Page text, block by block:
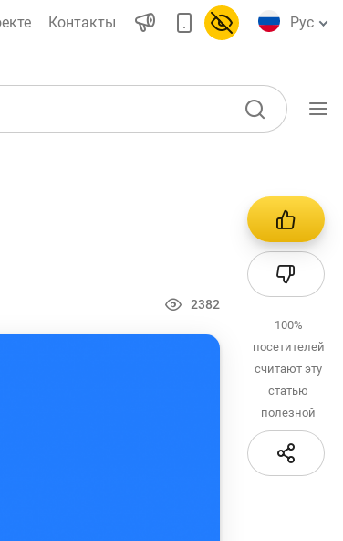
Контакты Рус
Учебные материалы
2382
100%
посетителей
считают эту
статью
полезной